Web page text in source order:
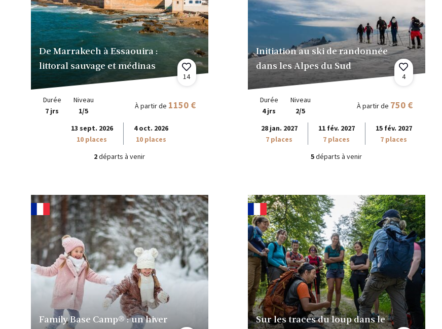
De Marrakech à Essaouira :
littoral sauvage et médinas
14
Durée
7 jrs
Niveau
1/5
À partir de 1150 €
13 sept. 2026
10 places
4 oct. 2026
10 places
2départs à venir
Initiation au ski de randonnée
dans les Alpes du Sud
4
Durée
4 jrs
Niveau
2/5
À partir de 750 €
28 jan. 2027
7 places
11 fév. 2027
7 places
15 fév. 2027
7 places
5départs à venir
Family Base Camp® : un hiver
Sur les traces du loup dans le